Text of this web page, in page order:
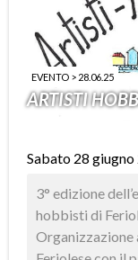
EVENTO > 28.06.25
ARTISTI
Sabato 28
3° edizione
hobbisti di
Organizzazione